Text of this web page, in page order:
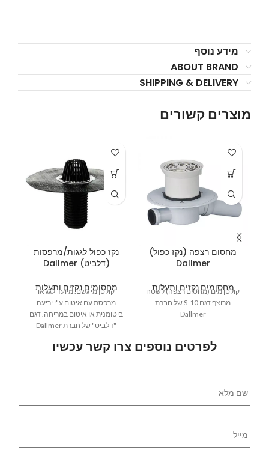
מידע נוסף
ABOUT BRAND
SHIPPING & DELIVERY
מוצרים קשורים
מחסום רצפה (נקז כפול)
Dallmer
מחסומים נקזים ותעלות
קולטן מים (מחסום רצפה) לשטח
מרוצף דגם S-10 של חברת
Dallmer
נקז כפול לגגות/מרפסות
(דלביט) Dallmer
מחסומים נקזים ותעלות
קולטן מי גשם. מיועד לגג או
מרפסת עם איטום ע"י יריעה
ביטומנית או איטום במריחה. דגם
"דלביט" של חברת Dallmer
לפרטים נוספים צרו קשר עכשיו
מלא
*